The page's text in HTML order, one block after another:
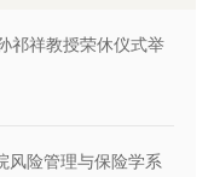
祁祥教授荣休仪式举
风险管理与保险学系